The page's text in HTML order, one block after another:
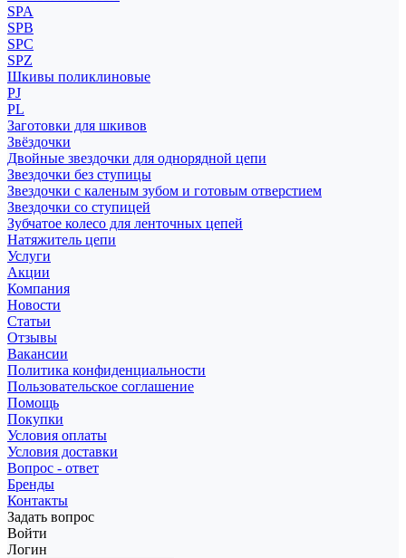
SPA
SPB
SPC
SPZ
Шкивы поликлиновые
PJ
PL
Заготовки для шкивов
Звёздочки
Двойные звездочки для однорядной цепи
Звездочки без ступицы
Звездочки с каленым зубом и готовым отверстием
Звездочки со ступицей
Зубчатое колесо для ленточных цепей
Натяжитель цепи
Услуги
Акции
Компания
Новости
Статьи
Отзывы
Вакансии
Политика конфиденциальности
Пользовательское соглашение
Помощь
Покупки
Условия оплаты
Условия доставки
Вопрос - ответ
Бренды
Контакты
Задать вопрос
Войти
Логин